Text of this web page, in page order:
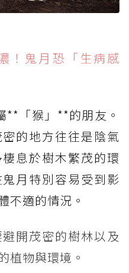
！鬼月恐「生病感
**「猴」**的朋友。
的地方往往是陰氣
息於樹木繁茂的環
月特別容易受到影
不適的情況。
開茂密的樹林以及
植物與環境。